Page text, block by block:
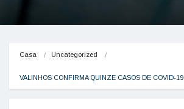
Casa Uncategorized
VALINHOS CONFIRMA QUINZE CASOS DE COVID-19